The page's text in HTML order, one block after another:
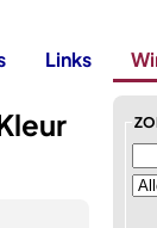
Links